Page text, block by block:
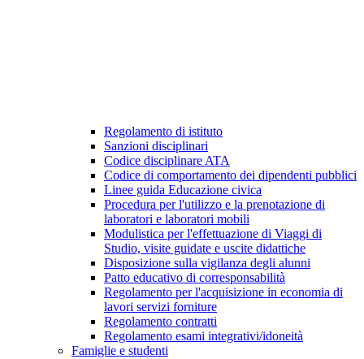
Regolamento di istituto
Sanzioni disciplinari
Codice disciplinare ATA
Codice di comportamento dei dipendenti pubblici
Linee guida Educazione civica
Procedura per l'utilizzo e la prenotazione di
laboratori e laboratori mobili
Modulistica per l'effettuazione di Viaggi di
Studio, visite guidate e uscite didattiche
Disposizione sulla vigilanza degli alunni
Patto educativo di corresponsabilità
Regolamento per l'acquisizione in economia di
lavori servizi forniture
Regolamento contratti
Regolamento esami integrativi/idoneità
Famiglie e studenti